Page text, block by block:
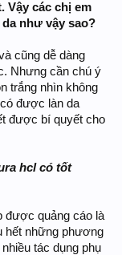
Vậy các chị em
như vậy sao?
cũng dễ dàng
Nhưng cần chú ý
trắng nhìn không
được làn da
được bí quyết cho
hcl có tốt
được quảng cáo là
hết những phương
tác dụng phụ